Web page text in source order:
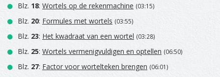
Blz. 18: Wortels op de rekenmachine (03:15)
Blz. 20: Formules met wortels (03:55)
Blz. 23: Het kwadraat van een wortel (03:28)
Blz. 25: Wortels vermenigvuldigen en optellen (06:50)
Blz. 27: Factor voor wortelteken brengen (06:01)